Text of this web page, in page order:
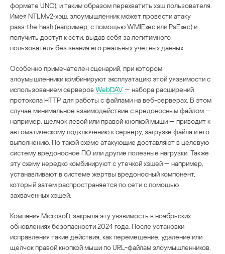
формате UNC), и таким образом перехватить хэш пользователя.
Имея NTLMv2‑хэш, злоумышленник может провести атаку
pass‑the‑hash (например, с помощью WMIExec или PsExec) и
получить доступ к сети, выдав себя за легитимного
пользователя без знания его реальных учетных данных.
Особенно примечателен сценарий, при котором
злоумышленники комбинируют эксплуатацию этой уязвимости с
использованием серверовWebDAV — набора расширений
протокола HTTP для работы с файлами на веб-серверах. В этом
случае минимальное взаимодействие с вредоносным файлом —
например, щелчок левой или правой кнопкой мыши — приводит к
автоматическому подключению к серверу, загрузке файла и его
выполнению. По такой схеме атакующие доставляют в целевую
систему вредоносное ПО или другие полезные нагрузки. Также
эту схему нередко комбинируют с утечкой хэшей — например,
устанавливают в системе жертвы вредоносный компонент,
который затем распространяется по сети с помощью
захваченных хэшей.
Компания Microsoft закрыла эту уязвимость в ноябрьских
обновлениях безопасности 2024 года. После установки
исправления такие действия, как перемещение, удаление или
щелчок правой кнопкой мыши по URL-файлам злоумышленников,